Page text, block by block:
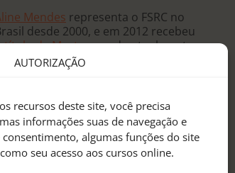
AUTORIZAÇÃO
recursos deste site, você precisa
informações suas de navegação e
consentimento, algumas funções do site
seu acesso aos cursos online.
Mendes representa o FSRC no
desde 2000, e em 2012 recebeu
título de Mestre, sendo atualmente
a únicaMentora Oficial
língua portuguesa.